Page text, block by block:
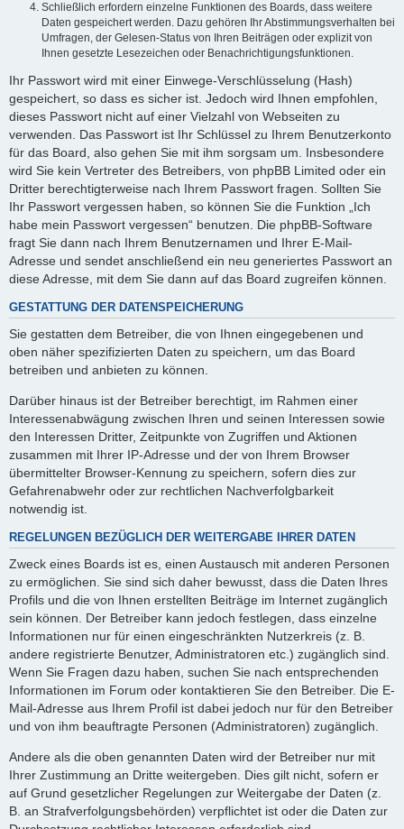
Schließlich erfordern einzelne Funktionen des Boards, dass weitere
Daten gespeichert werden. Dazu gehören Ihr Abstimmungsverhalten bei
Umfragen, der Gelesen-Status von Ihren Beiträgen oder explizit von
Ihnen gesetzte Lesezeichen oder Benachrichtigungsfunktionen.
Ihr Passwort wird mit einer Einwege-Verschlüsselung (Hash)
gespeichert, so dass es sicher ist. Jedoch wird Ihnen empfohlen,
dieses Passwort nicht auf einer Vielzahl von Webseiten zu
verwenden. Das Passwort ist Ihr Schlüssel zu Ihrem Benutzerkonto
für das Board, also gehen Sie mit ihm sorgsam um. Insbesondere
wird Sie kein Vertreter des Betreibers, von phpBB Limited oder ein
Dritter berechtigterweise nach Ihrem Passwort fragen. Sollten Sie
Ihr Passwort vergessen haben, so können Sie die Funktion „Ich
habe mein Passwort vergessen“ benutzen. Die phpBB-Software
fragt Sie dann nach Ihrem Benutzernamen und Ihrer E-Mail-
Adresse und sendet anschließend ein neu generiertes Passwort an
diese Adresse, mit dem Sie dann auf das Board zugreifen können.
GESTATTUNG DER DATENSPEICHERUNG
Sie gestatten dem Betreiber, die von Ihnen eingegebenen und
oben näher spezifizierten Daten zu speichern, um das Board
betreiben und anbieten zu können.
Darüber hinaus ist der Betreiber berechtigt, im Rahmen einer
Interessenabwägung zwischen Ihren und seinen Interessen sowie
den Interessen Dritter, Zeitpunkte von Zugriffen und Aktionen
zusammen mit Ihrer IP-Adresse und der von Ihrem Browser
übermittelter Browser-Kennung zu speichern, sofern dies zur
Gefahrenabwehr oder zur rechtlichen Nachverfolgbarkeit
notwendig ist.
REGELUNGEN BEZÜGLICH DER WEITERGABE IHRER DATEN
Zweck eines Boards ist es, einen Austausch mit anderen Personen
zu ermöglichen. Sie sind sich daher bewusst, dass die Daten Ihres
Profils und die von Ihnen erstellten Beiträge im Internet zugänglich
sein können. Der Betreiber kann jedoch festlegen, dass einzelne
Informationen nur für einen eingeschränkten Nutzerkreis (z. B.
andere registrierte Benutzer, Administratoren etc.) zugänglich sind.
Wenn Sie Fragen dazu haben, suchen Sie nach entsprechenden
Informationen im Forum oder kontaktieren Sie den Betreiber. Die E-
Mail-Adresse aus Ihrem Profil ist dabei jedoch nur für den Betreiber
und von ihm beauftragte Personen (Administratoren) zugänglich.
Andere als die oben genannten Daten wird der Betreiber nur mit
Ihrer Zustimmung an Dritte weitergeben. Dies gilt nicht, sofern er
auf Grund gesetzlicher Regelungen zur Weitergabe der Daten (z.
B. an Strafverfolgungsbehörden) verpflichtet ist oder die Daten zur